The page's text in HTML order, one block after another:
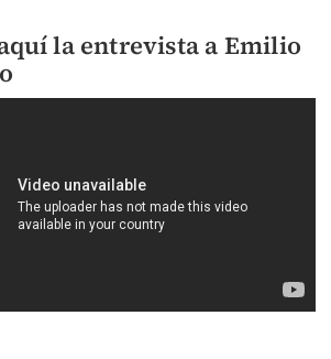
la entrevista a Emilio